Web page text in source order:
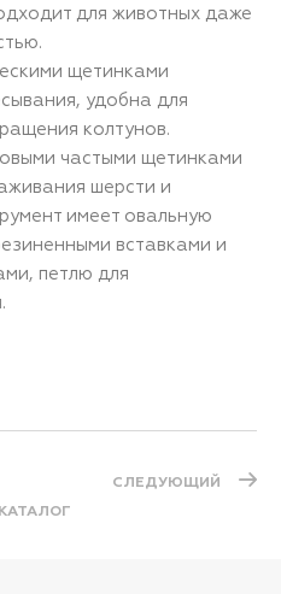
для животных даже
щетинками
удобна для
колтунов.
частыми щетинками
шерсти и
имеет овальную
вставками и
петлю для
СЛЕДУЮЩИЙ